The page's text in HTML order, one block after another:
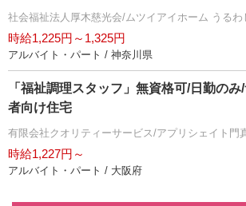
社会福祉法人厚木慈光会/ムツイアイホーム うるわ
時給1,225円～1,325円
アルバイト・パート / 神奈川県
「福祉調理スタッフ」無資格可/日勤の
者向け住宅
有限会社クオリティーサービス/アプリシェイト門
時給1,227円～
アルバイト・パート / 大阪府